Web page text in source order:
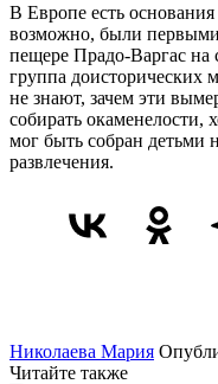
В Европе есть
возможно, были первыми
пещере Прадо-Варгас на
группа доисторических
не знают, зачем эти
собирать окаменелости,
мог быть собран детьми
развлечения.
Николаева Мария
Читайте также